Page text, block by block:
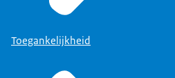
Toegankelijkheid